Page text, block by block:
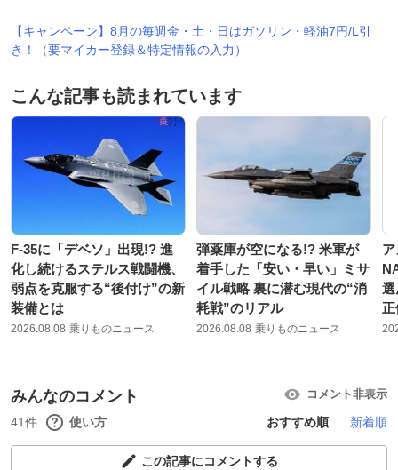
【キャンペーン】8月の毎週金・土・日はガソリン・軽油7円/L引
き！（要マイカー登録＆特定情報の入力）
こんな記事も読まれています
F-35に「デベソ」出現!? 進
化し続けるステルス戦闘機、
弱点を克服する“後付け”の新
装備とは
2026.08.08 乗りものニュース
弾薬庫が空になる!? 米軍が
着手した「安い・早い」ミサ
イル戦略 裏に潜む現代の“消
耗戦”のリアル
2026.08.08 乗りものニュース
選
正
みんなのコメント コメント非表示
41件 使い方 おすすめ順 新着順
この記事にコメントする